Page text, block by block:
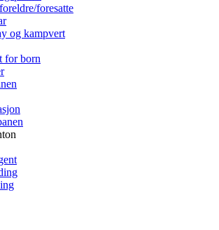
foresatte
og kampvert
for born